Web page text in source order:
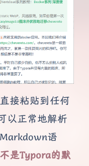
接粘贴到任何
以正常地解析
语
是Typora的默